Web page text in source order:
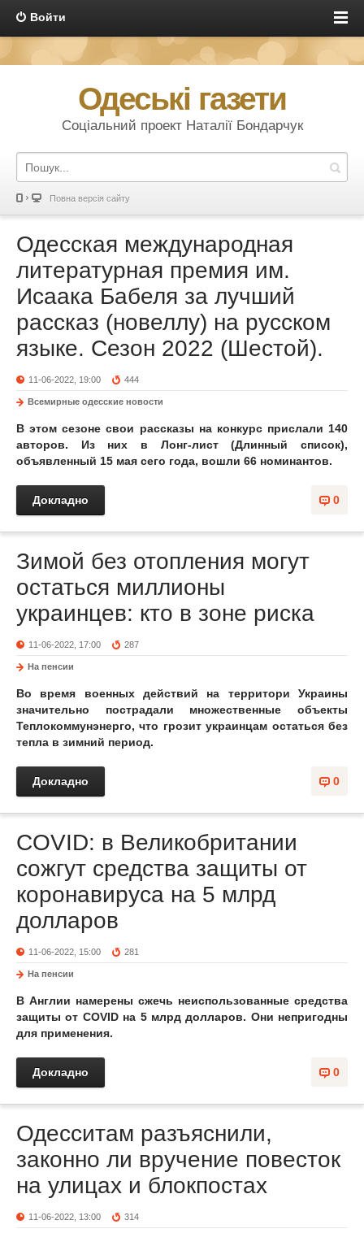
Войти
Одеські газети
Соціальний проект Наталії Бондарчук
Повна версія сайту
Одесская международная
литературная премия им.
Исаака Бабеля за лучший
рассказ (новеллу) на русском
языке. Сезон 2022 (Шестой).
11-06-2022, 19:00 444
Всемирные одесские новости
В этом сезоне свои рассказы на конкурс прислали 140
авторов. Из них в Лонг-лист (Длинный список),
объявленный 15 мая сего года, вошли 66 номинантов.
0
Докладно
Зимой без отопления могут
остаться миллионы
украинцев: кто в зоне риска
11-06-2022, 17:00 287
На пенсии
Во время военных действий на территори Украины
значительно пострадали множественные объекты
Теплокоммунэнерго, что грозит украинцам остаться без
тепла в зимний период.
0
Докладно
COVID: в Великобритании
сожгут средства защиты от
коронавируса на 5 млрд
долларов
11-06-2022, 15:00 281
На пенсии
В Англии намерены сжечь неиспользованные средства
защиты от COVID на 5 млрд долларов. Они непригодны
для применения.
0
Докладно
Одесситам разъяснили,
законно ли вручение повесток
на улицах и блокпостах
11-06-2022, 13:00 314